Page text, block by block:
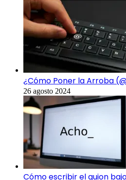
¿Cómo Poner la Arroba
26 agosto 2024
Cómo escribir el guion